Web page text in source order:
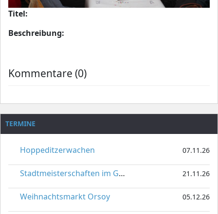
Titel:
Beschreibung:
Kommentare (0)
TERMINE
Hoppeditzerwachen 07.11.26
Stadtmeisterschaften im Gardetanz 21.11.26
Weihnachtsmarkt Orsoy 05.12.26